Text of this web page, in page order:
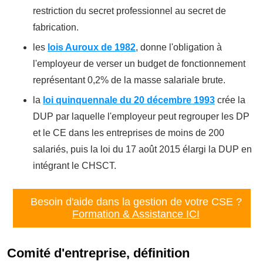
restriction du secret professionnel au secret de
fabrication.
les lois Auroux de 1982, donne l'obligation à
l'employeur de verser un budget de fonctionnement
représentant 0,2% de la masse salariale brute.
la loi quinquennale du 20 décembre 1993 crée la
DUP par laquelle l'employeur peut regrouper les DP
et le CE dans les entreprises de moins de 200
salariés, puis la loi du 17 août 2015 élargi la DUP en
intégrant le CHSCT.
Besoin d'aide dans la gestion de votre CSE ?
Formation & Assistance ICI
Comité d'entreprise, définition